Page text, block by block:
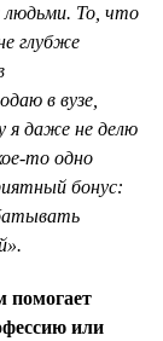
То, что
глубже
в вузе,
я даже не делю
то одно
бонус:
помогает
или